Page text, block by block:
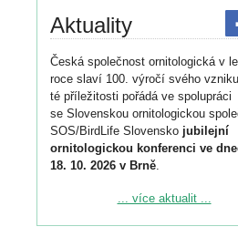
Aktuality
Česká společnost ornitologická v
roce slaví 100. výročí svého
té příležitosti pořádá ve spolupráci
se Slovenskou ornitologickou
SOS/BirdLife Slovensko jubilejní
ornitologickou konferenci ve
18. 10. 2026 v Brně.
Podrobnější informace ke konferenci
... více aktualit ...